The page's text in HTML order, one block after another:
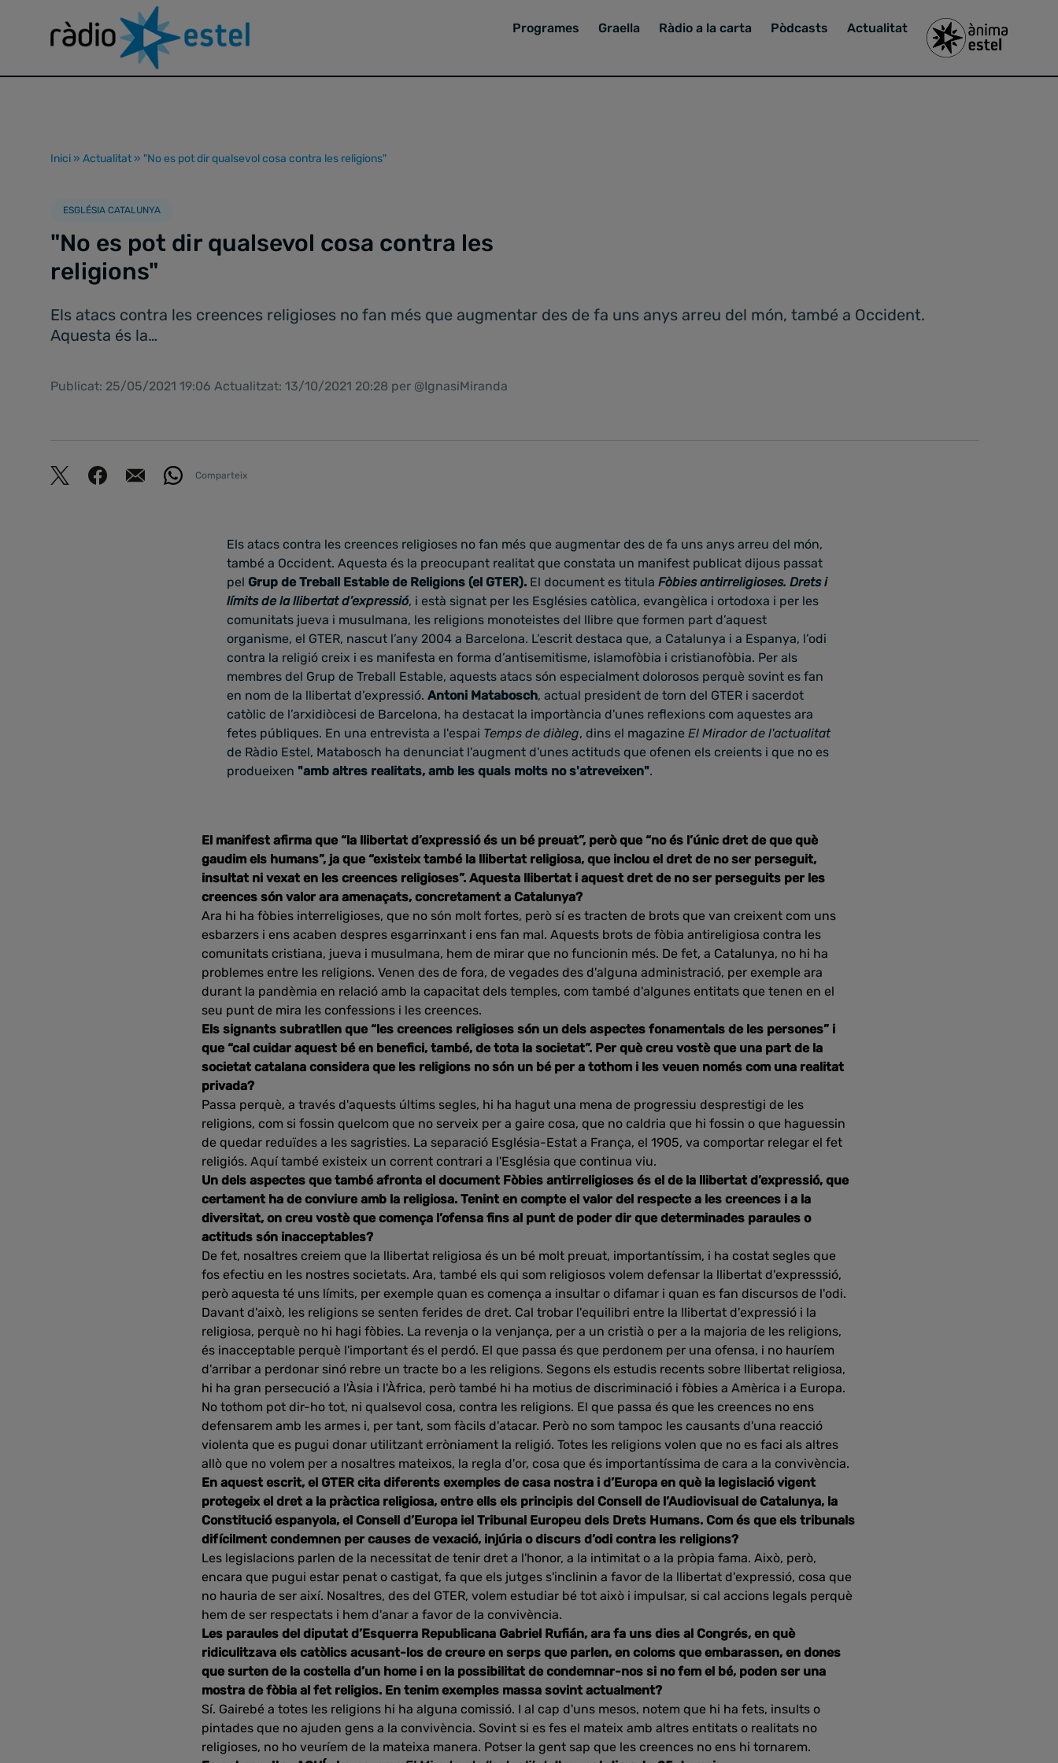
Programes Graella Ràdio a la carta Pòdcasts Actualitat
Inici » Actualitat » "No es pot dir qualsevol cosa contra les religions"
ESGLÉSIA CATALUNYA
"No es pot dir qualsevol cosa contra les
religions"
Els atacs contra les creences religioses no fan més que augmentar des de fa uns anys arreu del món, també a Occident.
Aquesta és la…
Publicat: 25/05/2021 19:06 Actualitzat: 13/10/2021 20:28 per @IgnasiMiranda
Comparteix
Els atacs contra les creences religioses no fan més que augmentar des de fa uns anys arreu del món,
també a Occident. Aquesta és la preocupant realitat que constata un manifest publicat dijous passat
pel Grup de Treball Estable de Religions (el GTER). El document es titula Fòbies antirreligioses. Drets i
límits de la llibertat d’expressió, i està signat per les Esglésies catòlica, evangèlica i ortodoxa i per les
comunitats jueva i musulmana, les religions monoteistes del llibre que formen part d’aquest
organisme, el GTER, nascut l’any 2004 a Barcelona. L’escrit destaca que, a Catalunya i a Espanya, l’odi
contra la religió creix i es manifesta en forma d’antisemitisme, islamofòbia i cristianofòbia. Per als
membres del Grup de Treball Estable, aquests atacs són especialment dolorosos perquè sovint es fan
en nom de la llibertat d’expressió. Antoni Matabosch, actual president de torn del GTER i sacerdot
catòlic de l’arxidiòcesi de Barcelona, ha destacat la importància d'unes reflexions com aquestes ara
fetes públiques. En una entrevista a l'espai Temps de diàleg, dins el magazine El Mirador de l'actualitat
de Ràdio Estel, Matabosch ha denunciat l'augment d'unes actituds que ofenen els creients i que no es
produeixen "amb altres realitats, amb les quals molts no s'atreveixen".
El manifest afirma que “la llibertat d’expressió és un bé preuat”, però que “no és l’únic dret de que què
gaudim els humans”, ja que “existeix també la llibertat religiosa, que inclou el dret de no ser perseguit,
insultat ni vexat en les creences religioses”. Aquesta llibertat i aquest dret de no ser perseguits per les
creences són valor ara amenaçats, concretament a Catalunya?
Ara hi ha fòbies interreligioses, que no són molt fortes, però sí es tracten de brots que van creixent com uns
esbarzers i ens acaben despres esgarrinxant i ens fan mal. Aquests brots de fòbia antireligiosa contra les
comunitats cristiana, jueva i musulmana, hem de mirar que no funcionin més. De fet, a Catalunya, no hi ha
problemes entre les religions. Venen des de fora, de vegades des d'alguna administració, per exemple ara
durant la pandèmia en relació amb la capacitat dels temples, com també d'algunes entitats que tenen en el
seu punt de mira les confessions i les creences.
Els signants subratllen que “les creences religioses són un dels aspectes fonamentals de les persones” i
que “cal cuidar aquest bé en benefici, també, de tota la societat”. Per què creu vostè que una part de la
societat catalana considera que les religions no són un bé per a tothom i les veuen només com una realitat
privada?
Passa perquè, a través d'aquests últims segles, hi ha hagut una mena de progressiu desprestigi de les
religions, com si fossin quelcom que no serveix per a gaire cosa, que no caldria que hi fossin o que haguessin
de quedar reduïdes a les sagristies. La separació Església-Estat a França, el 1905, va comportar relegar el fet
religiós. Aquí també existeix un corrent contrari a l'Església que continua viu.
Un dels aspectes que també afronta el document Fòbies antirreligioses és el de la llibertat d’expressió, que
certament ha de conviure amb la religiosa. Tenint en compte el valor del respecte a les creences i a la
diversitat, on creu vostè que comença l’ofensa fins al punt de poder dir que determinades paraules o
actituds són inacceptables?
De fet, nosaltres creiem que la llibertat religiosa és un bé molt preuat, importantíssim, i ha costat segles que
fos efectiu en les nostres societats. Ara, també els qui som religiosos volem defensar la llibertat d'expresssió,
però aquesta té uns límits, per exemple quan es comença a insultar o difamar i quan es fan discursos de l'odi.
Davant d'això, les religions se senten ferides de dret. Cal trobar l'equilibri entre la llibertat d'expressió i la
religiosa, perquè no hi hagi fòbies. La revenja o la venjança, per a un cristià o per a la majoria de les religions,
és inacceptable perquè l'important és el perdó. El que passa és que perdonem per una ofensa, i no hauríem
d'arribar a perdonar sinó rebre un tracte bo a les religions. Segons els estudis recents sobre llibertat religiosa,
hi ha gran persecució a l'Àsia i l'Àfrica, però també hi ha motius de discriminació i fòbies a Amèrica i a Europa.
No tothom pot dir-ho tot, ni qualsevol cosa, contra les religions. El que passa és que les creences no ens
defensarem amb les armes i, per tant, som fàcils d'atacar. Però no som tampoc les causants d'una reacció
violenta que es pugui donar utilitzant erròniament la religió. Totes les religions volen que no es faci als altres
allò que no volem per a nosaltres mateixos, la regla d'or, cosa que és importantíssima de cara a la convivència.
En aquest escrit, el GTER cita diferents exemples de casa nostra i d’Europa en què la legislació vigent
protegeix el dret a la pràctica religiosa, entre ells els principis del Consell de l’Audiovisual de Catalunya, la
Constitució espanyola, el Consell d’Europa iel Tribunal Europeu dels Drets Humans. Com és que els tribunals
difícilment condemnen per causes de vexació, injúria o discurs d’odi contra les religions?
Les legislacions parlen de la necessitat de tenir dret a l'honor, a la intimitat o a la pròpia fama. Això, però,
encara que pugui estar penat o castigat, fa que els jutges s'inclinin a favor de la llibertat d'expressió, cosa que
no hauria de ser així. Nosaltres, des del GTER, volem estudiar bé tot això i impulsar, si cal accions legals perquè
hem de ser respectats i hem d'anar a favor de la convivència.
Les paraules del diputat d’Esquerra Republicana Gabriel Rufián, ara fa uns dies al Congrés, en què
ridiculitzava els catòlics acusant-los de creure en serps que parlen, en coloms que embarassen, en dones
que surten de la costella d’un home i en la possibilitat de condemnar-nos si no fem el bé, poden ser una
mostra de fòbia al fet religios. En tenim exemples massa sovint actualment?
Sí. Gairebé a totes les religions hi ha alguna comissió. I al cap d'uns mesos, notem que hi ha fets, insults o
pintades que no ajuden gens a la convivència. Sovint si es fes el mateix amb altres entitats o realitats no
religioses, no ho veuríem de la mateixa manera. Potser la gent sap que les creences no ens hi tornarem.